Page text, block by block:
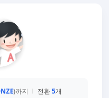
)까지 전환5개